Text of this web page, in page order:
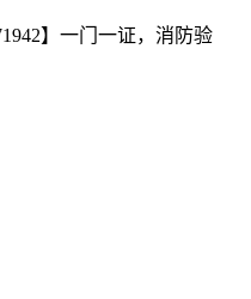
】一门一证，消防验